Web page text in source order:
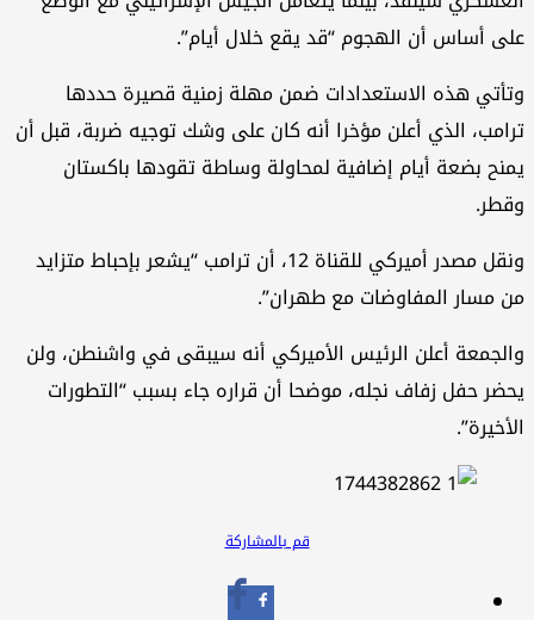
على أساس أن الهجوم “قد يقع خلال أيام”.
وتأتي هذه الاستعدادات ضمن مهلة زمنية قصيرة حددها
ترامب، الذي أعلن مؤخرا أنه كان على وشك توجيه ضربة، قبل أن
يمنح بضعة أيام إضافية لمحاولة وساطة تقودها باكستان
وقطر.
ونقل مصدر أميركي للقناة 12، أن ترامب “يشعر بإحباط متزايد
من مسار المفاوضات مع طهران”.
والجمعة أعلن الرئيس الأميركي أنه سيبقى في واشنطن، ولن
يحضر حفل زفاف نجله، موضحا أن قراره جاء بسبب “التطورات
الأخيرة”.
قم بالمشاركة